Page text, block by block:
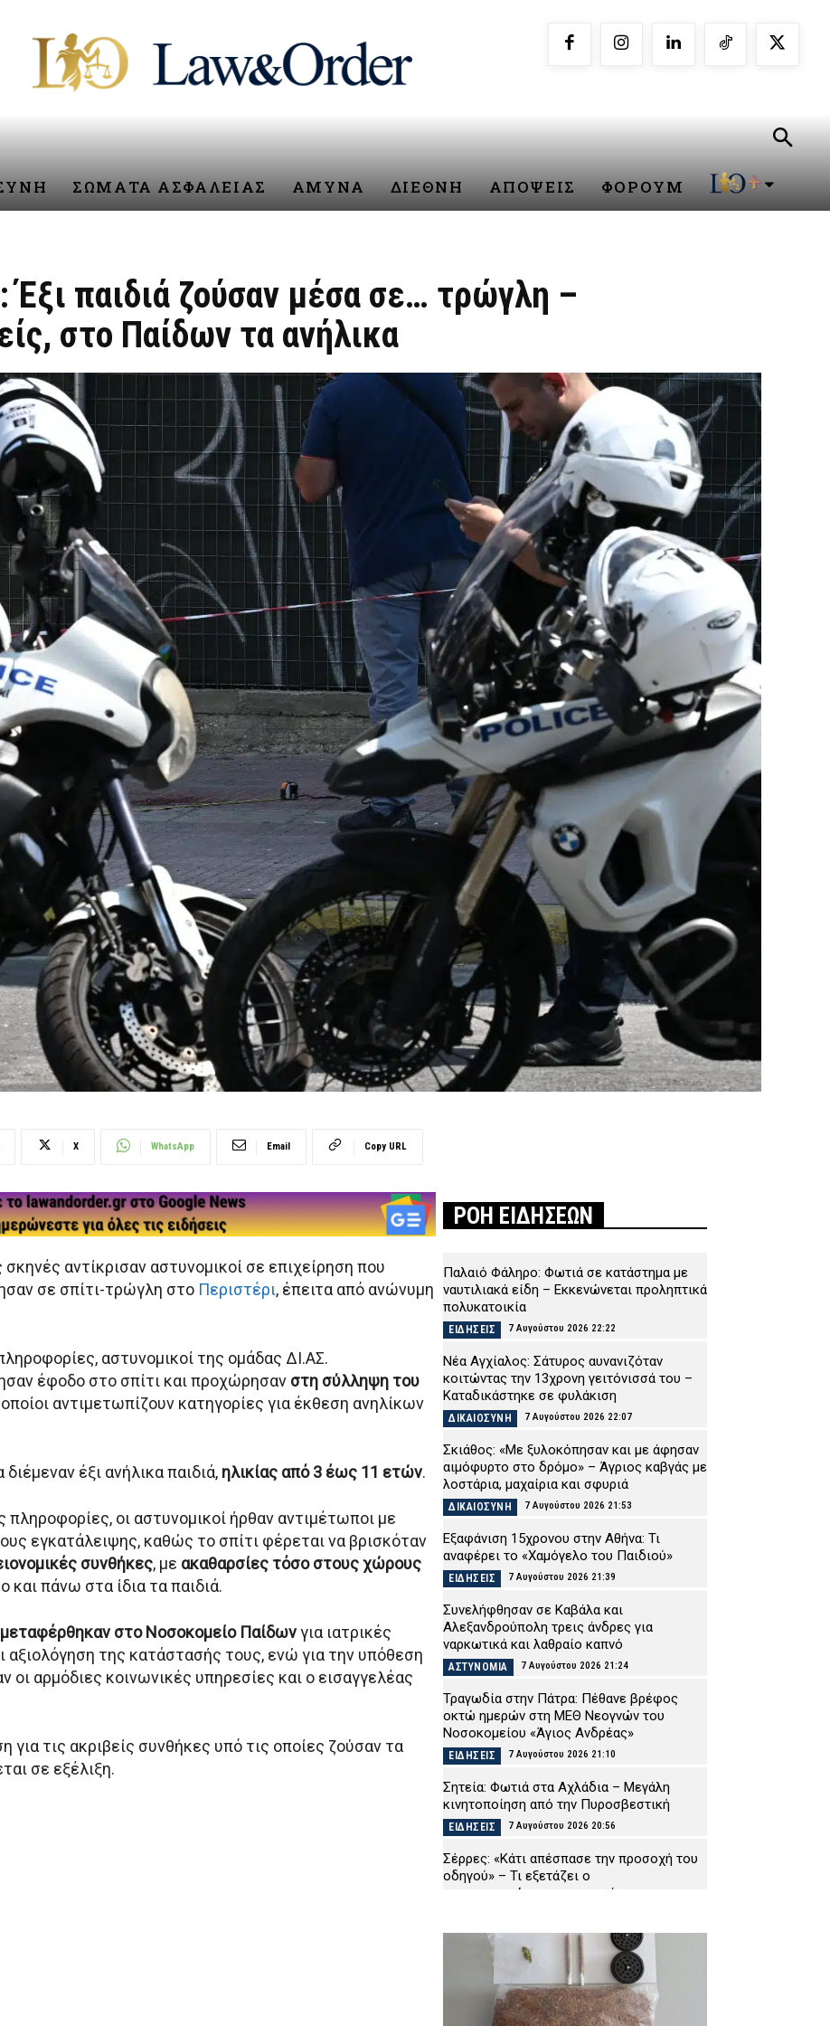
ΣΩΜΑΤΑ ΑΣΦΑΛΕΙΑΣ ΑΜΥΝΑ ΔΙΕΘΝΗ ΑΠΟΨΕΙΣ ΦΟΡΟΥΜ
Έξι παιδιά ζούσαν μέσα σε… τρώγλη –
στο Παίδων τα ανήλικα
X WhatsApp Email Copy URL
σκηνές αντίκρισαν αστυνομικοί σε επιχείρηση που
σε σπίτι-τρώγλη στο Περιστέρι, έπειτα από ανώνυμη
αστυνομικοί της ομάδας ΔΙ.ΑΣ.
έφοδο στο σπίτι και προχώρησαν στη σύλληψη του
οποίοι αντιμετωπίζουν κατηγορίες για έκθεση ανηλίκων
διέμεναν έξι ανήλικα παιδιά, ηλικίας από 3 έως 11 ετών.
πληροφορίες, οι αστυνομικοί ήρθαν αντιμέτωποι με
εγκατάλειψης, καθώς το σπίτι φέρεται να βρισκόταν
συνθήκες, με ακαθαρσίες τόσο στους χώρους
και πάνω στα ίδια τα παιδιά.
μεταφέρθηκαν στο Νοσοκομείο Παίδωνγια ιατρικές
αξιολόγηση της κατάστασής τους, ενώ για την υπόθεση
οι αρμόδιες κοινωνικές υπηρεσίες και ο εισαγγελέας
για τις ακριβείς συνθήκες υπό τις οποίες ζούσαν τα
σε εξέλιξη.
ΡΟΗ ΕΙΔΗΣΕΩΝ
Παλαιό Φάληρο: Φωτιά σε κατάστημα με
ναυτιλιακά είδη – Εκκενώνεται προληπτικά
πολυκατοικία
ΕΙΔΗΣΕΙΣ 7 Αυγούστου 2026 22:22
Νέα Αγχίαλος: Σάτυρος αυνανιζόταν
κοιτώντας την 13χρονη γειτόνισσά του –
Καταδικάστηκε σε φυλάκιση
ΔΙΚΑΙΟΣΥΝΗ 7 Αυγούστου 2026 22:07
Σκιάθος: «Με ξυλοκόπησαν και με άφησαν
αιμόφυρτο στο δρόμο» – Άγριος καβγάς με
λοστάρια, μαχαίρια και σφυριά
ΔΙΚΑΙΟΣΥΝΗ 7 Αυγούστου 2026 21:53
Εξαφάνιση 15χρονου στην Αθήνα: Τι
αναφέρει το «Χαμόγελο του Παιδιού»
ΕΙΔΗΣΕΙΣ 7 Αυγούστου 2026 21:39
Συνελήφθησαν σε Καβάλα και
Αλεξανδρούπολη τρεις άνδρες για
ναρκωτικά και λαθραίο καπνό
ΑΣΤΥΝΟΜΙΑ 7 Αυγούστου 2026 21:24
Τραγωδία στην Πάτρα: Πέθανε βρέφος
οκτώ ημερών στη ΜΕΘ Νεογνών του
Νοσοκομείου «Άγιος Ανδρέας»
ΕΙΔΗΣΕΙΣ 7 Αυγούστου 2026 21:10
Σητεία: Φωτιά στα Αχλάδια – Μεγάλη
κινητοποίηση από την Πυροσβεστική
ΕΙΔΗΣΕΙΣ 7 Αυγούστου 2026 20:56
Σέρρες: «Κάτι απέσπασε την προσοχή του
οδηγού» – Τι εξετάζει ο
πραγματογνώμονας για τα αίτια του
ΕΙΔΗΣΕΙΣ 7 Αυγούστου 2026 20:41
Εντατικοποιούνται οι έλεγχοι στις
παραλίες – Τρεις συλλήψεις και πέντε
«λουκέτα» στη Χαλκιδική
ΑΣΤΥΝΟΜΙΑ 7 Αυγούστου 2026 20:27